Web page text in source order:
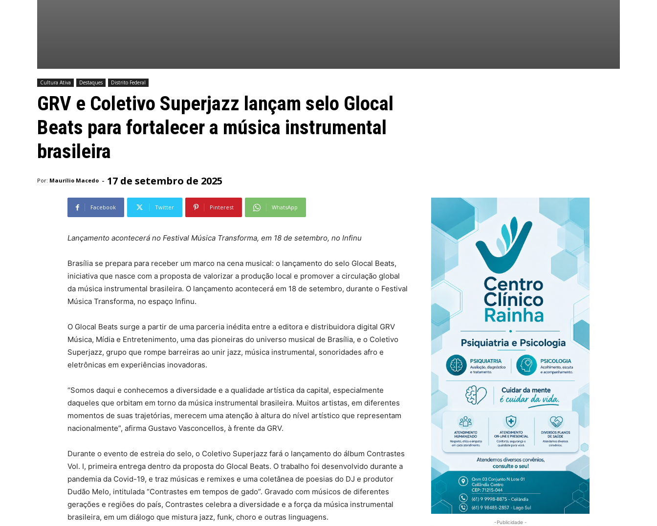
Cultura Ativa Destaques Distrito Federal
GRV e Coletivo Superjazz lançam selo Glocal
Beats para fortalecer a música instrumental
brasileira
Por: Maurílio Macedo - 17 de setembro de 2025
Facebook Twitter Pinterest WhatsApp
Lançamento acontecerá no Festival Música Transforma, em 18 de setembro, no Infinu
Brasília se prepara para receber um marco na cena musical: o lançamento do selo Glocal Beats,
iniciativa que nasce com a proposta de valorizar a produção local e promover a circulação global
da música instrumental brasileira. O lançamento acontecerá em 18 de setembro, durante o Festival
Música Transforma, no espaço Infinu.
O Glocal Beats surge a partir de uma parceria inédita entre a editora e distribuidora digital GRV
Música, Mídia e Entretenimento, uma das pioneiras do universo musical de Brasília, e o Coletivo
Superjazz, grupo que rompe barreiras ao unir jazz, música instrumental, sonoridades afro e
eletrônicas em experiências inovadoras.
“Somos daqui e conhecemos a diversidade e a qualidade artística da capital, especialmente
daqueles que orbitam em torno da música instrumental brasileira. Muitos artistas, em diferentes
momentos de suas trajetórias, merecem uma atenção à altura do nível artístico que representam
nacionalmente”, afirma Gustavo Vasconcellos, à frente da GRV.
Durante o evento de estreia do selo, o Coletivo Superjazz fará o lançamento do álbum Contrastes
Vol. I, primeira entrega dentro da proposta do Glocal Beats. O trabalho foi desenvolvido durante a
pandemia da Covid-19, e traz músicas e remixes e uma coletânea de poesias do DJ e produtor
Dudão Melo, intitulada “Contrastes em tempos de gado”. Gravado com músicos de diferentes
gerações e regiões do país, Contrastes celebra a diversidade e a força da música instrumental
brasileira, em um diálogo que mistura jazz, funk, choro e outras linguagens.
-Publicidade -